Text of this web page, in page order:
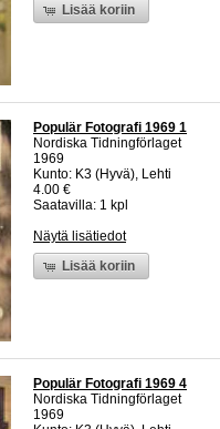
Lisää koriin
Populär Fotografi 1969 1
Nordiska Tidningförlaget
1969
Kunto: K3 (Hyvä), Lehti
4.00 €
Saatavilla: 1 kpl
Näytä lisätiedot
Lisää koriin
Populär Fotografi 1969 4
Nordiska Tidningförlaget
1969